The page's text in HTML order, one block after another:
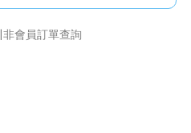
非會員訂單查詢